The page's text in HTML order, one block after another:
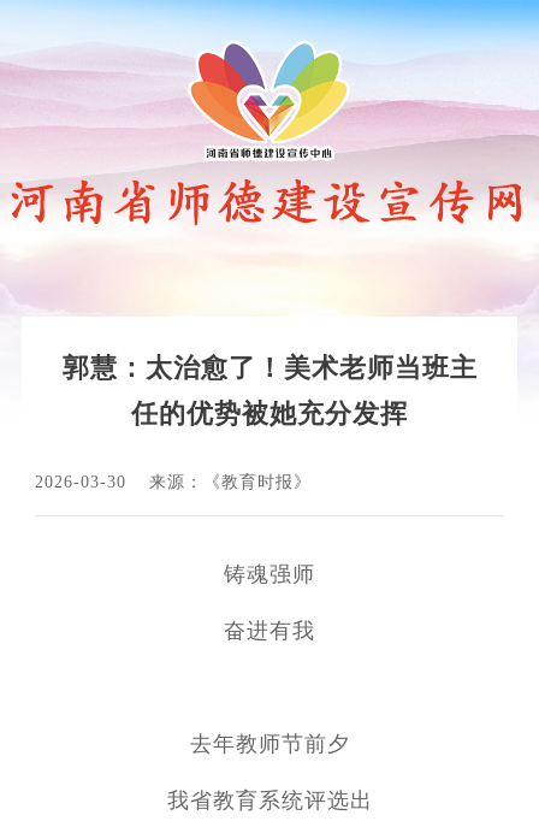
郭慧：太治愈了！美术老师当班主
任的优势被她充分发挥
2026-03-30 来源：《教育时报》
铸魂强师
奋进有我
去年教师节前夕
我省教育系统评选出